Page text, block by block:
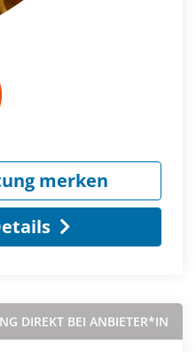
merken
DIREKT BEI ANBIETER*IN